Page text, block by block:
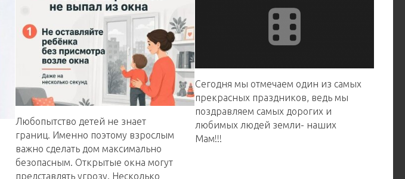
Любопытство детей не знает
границ. Именно поэтому взрослым
важно сделать дом максимально
безопасным. Открытые окна могут
представлять угрозу. Несколько
Сегодня мы отмечаем один из самых
прекрасных праздников, ведь мы
поздравляем самых дорогих и
любимых ️людей земли- наших
Мам!!!